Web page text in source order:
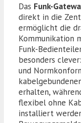
Das Funk-
direkt in die
ermöglicht die
Kommunikation
Funk-
besonders
und
erhalten,
flexibel ohne
installiert